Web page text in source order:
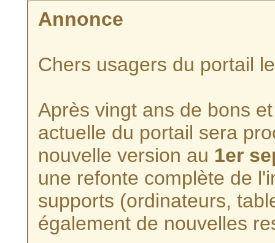
Annonce
Chers usagers du portail
Après vingt ans de bons
actuelle du portail sera
nouvelle version au 1er
une refonte complète de
supports (ordinateurs,
également de nouvelles